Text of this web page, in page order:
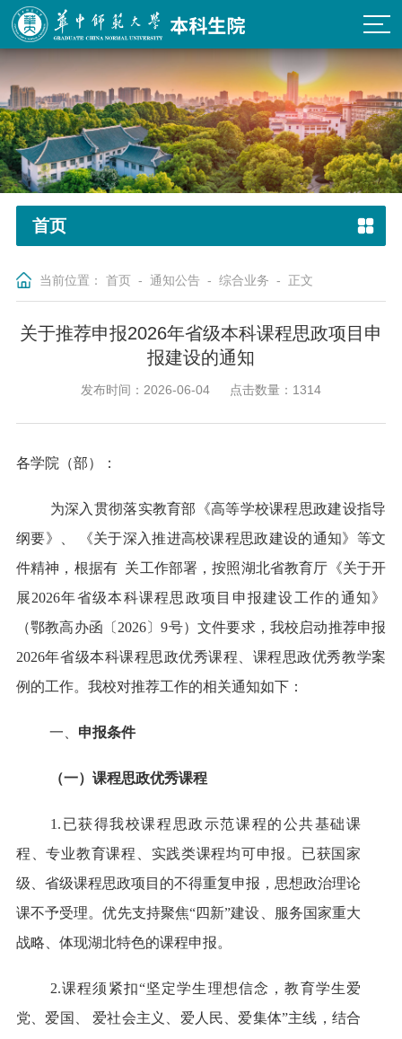
首页
当前位置： 首页 - 通知公告- 综合业务 - 正文
关于推荐申报2026年省级本科课程思政项目申
报建设的通知
发布时间：2026-06-04 点击数量： 1314
各学院（部）：
为深入贯彻落实教育部《高等学校课程思政建设指导
纲要》、 《关于深入推进高校课程思政建设的通知》等文
件精神，根据有 关工作部署，按照湖北省教育厅《关于开
展2026年省级本科课程思政项目申报建设工作的通知》
（鄂教高办函〔2026〕9号）文件要求，我校启动推荐申报
2026年省级本科课程思政优秀课程、课程思政优秀教学案
例的工作。我校对推荐工作的相关通知如下：
一、 申报条件
（一） 课程思政优秀课程
1.已获得我校课程思政示范课程的公共基础课
程、专业教育课程、实践类课程均可申报。已获国家
级、省级课程思政项目的不得重复申报，思想政治理论
课不予受理。优先支持聚焦“四新”建设、服务国家重大
战略、体现湖北特色的课程申报。
2.课程须紧扣“坚定学生理想信念，教育学生爱
党、爱国、 爱社会主义、爱人民、爱集体”主线，结合